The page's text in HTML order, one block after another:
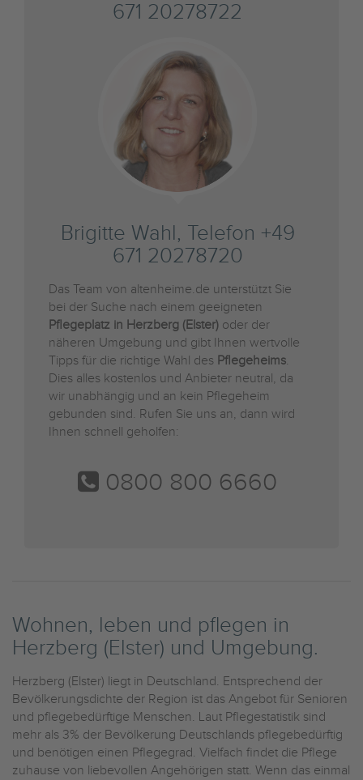
671 20278722
Brigitte Wahl, Telefon +49
671 20278720
Das Team von altenheime.de unterstützt Sie
bei der Suche nach einem geeigneten
Pflegeplatz in Herzberg (Elster) oder der
näheren Umgebung und gibt Ihnen wertvolle
Tipps für die richtige Wahl des Pflegeheims.
Dies alles kostenlos und Anbieter neutral, da
wir unabhängig und an kein Pflegeheim
gebunden sind. Rufen Sie uns an, dann wird
Ihnen schnell geholfen:
0800 800 6660
Wohnen, leben und pflegen in
Herzberg (Elster) und Umgebung.
Herzberg (Elster) liegt in Deutschland. Entsprechend der
Bevölkerungsdichte der Region ist das Angebot für Senioren
und pflegebedürftige Menschen. Laut Pflegestatistik sind
mehr als 3% der Bevölkerung Deutschlands pflegebedürftig
und benötigen einen Pflegegrad. Vielfach findet die Pflege
zuhause von liebevollen Angehörigen statt. Wenn das einmal